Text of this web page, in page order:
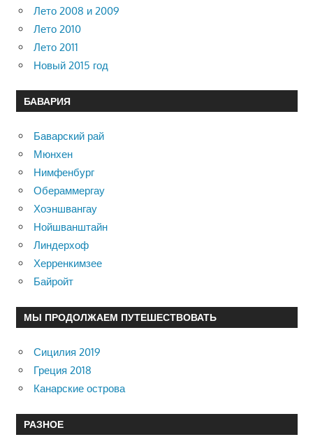
Лето 2008 и 2009
Лето 2010
Лето 2011
Новый 2015 год
БАВАРИЯ
Баварский рай
Мюнхен
Нимфенбург
Обераммергау
Хоэншвангау
Нойшванштайн
Линдерхоф
Херренкимзее
Байройт
МЫ ПРОДОЛЖАЕМ ПУТЕШЕСТВОВАТЬ
Сицилия 2019
Греция 2018
Канарские острова
РАЗНОЕ